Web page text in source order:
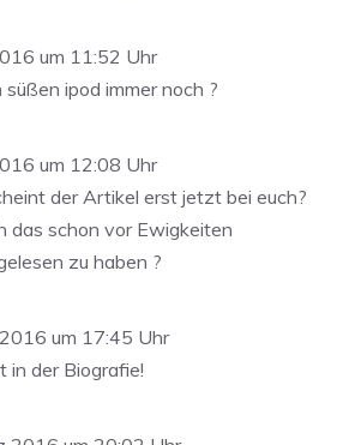
um 11:52 Uhr
süßen ipod immer noch ?
um 12:08 Uhr
der Artikel erst jetzt bei euch?
das schon vor Ewigkeiten
zu haben ?
um 17:45 Uhr
in der Biografie!